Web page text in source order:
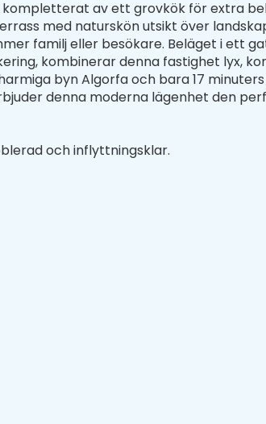
kompletterat av ett grovkök för extra
med naturskön utsikt över
familj eller besökare. Beläget i ett
kombinerar denna fastighet lyx,
byn Algorfa och bara 17
denna moderna lägenhet den
och inflyttningsklar.